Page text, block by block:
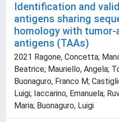
Identification and
antigens sharing
homology with
antigens (TAAs)
2021 Ragone, Concetta;
Beatrice; Mauriello, Angela;
Buonaguro, Franco M;
Luigi; Iaccarino, Emanuela;
Maria; Buonaguro, Luigi